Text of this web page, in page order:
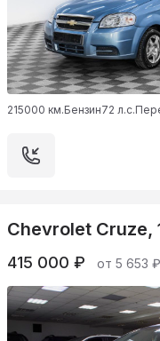
215000 км.Бензин72 л.с.
Chevrolet Cruze,
415 000 ₽ от 5 653